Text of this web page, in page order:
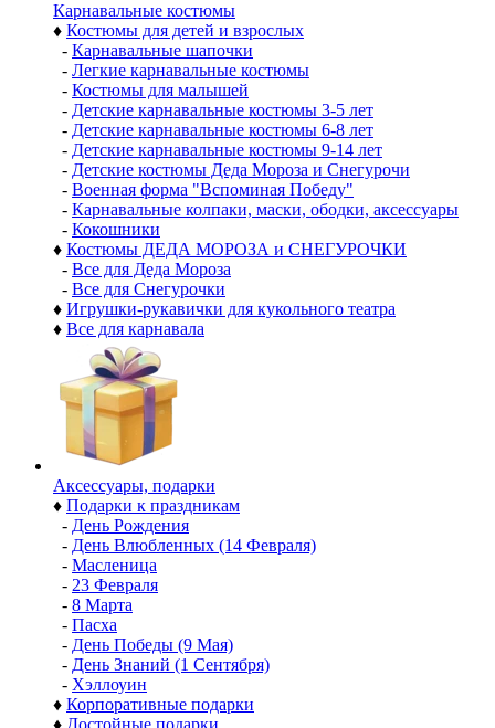
Карнавальные костюмы
♦ Костюмы для детей и взрослых
- Карнавальные шапочки
- Легкие карнавальные костюмы
- Костюмы для малышей
- Детские карнавальные костюмы 3-5 лет
- Детские карнавальные костюмы 6-8 лет
- Детские карнавальные костюмы 9-14 лет
- Детские костюмы Деда Мороза и Снегурочи
- Военная форма "Вспоминая Победу"
- Карнавальные колпаки, маски, ободки, аксессуары
- Кокошники
♦ Костюмы ДЕДА МОРОЗА и СНЕГУРОЧКИ
- Все для Деда Мороза
- Все для Снегурочки
♦ Игрушки-рукавички для кукольного театра
♦ Все для карнавала
Аксессуары, подарки
♦ Подарки к праздникам
- День Рождения
- День Влюбленных (14 Февраля)
- Масленица
- 23 Февраля
- 8 Марта
- Пасха
- День Победы (9 Мая)
- День Знаний (1 Сентября)
- Хэллоуин
♦ Корпоративные подарки
♦ Достойные подарки